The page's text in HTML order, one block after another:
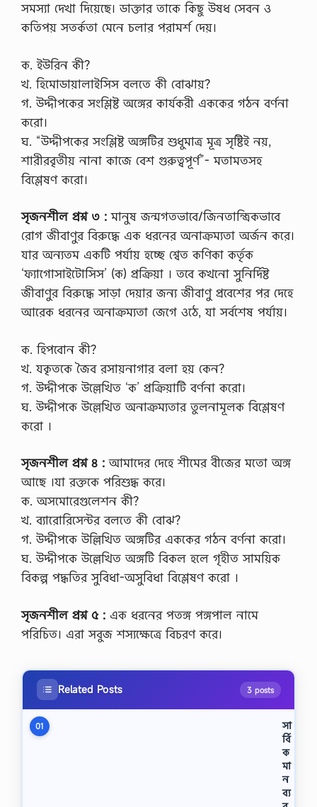
সমস্যা দেখা দিয়েছে। ডাক্তার তাকে কিছু উষধ সেবন ও
কতিপয় সতর্কতা মেনে চলার পরামর্শ দেয়।
ক. ইউরিন কী?
খ. হিমোডায়ালাইসিস বলতে কী বোঝায়?
গ. উদ্দীপকের সংশ্লিষ্ট অঙ্গের কার্যকরী এককের গঠন বর্ণনা
করো।
ঘ. “উদ্দীপকের সংশ্লিষ্ট অঙ্গটির শুধুমাত্র মূত্র সৃষ্টিই নয়,
শারীরবৃতীয় নানা কাজে বেশ গুরুত্বপূর্ণ”- মতামতসহ
বিশ্লেষণ করো।
সৃজনশীল প্রশ্ন ৩ : মানুষ জন্মগতভাবে/জিনতান্ত্রিকভাবে
রোগ জীবাণুর বিরুদ্ধে এক ধরনের অনাক্রম্যতা অর্জন করে।
যার অন্যতম একটি পর্যায় হচ্ছে শ্বেত কণিকা কর্তৃক
‘ফ্যাগোসাইটোসিস’ (ক) প্রক্রিয়া । তবে কখনো সুনির্দিষ্ট
জীবাণুর বিরুদ্ধে সাড়া দেয়ার জন্য জীবাণু প্রবেশের পর দেহে
আরেক ধরনের অনাক্রম্যতা জেগে ওঠে, যা সর্বশেষ পর্যায়।
ক. হিপবোন কী?
খ. যকৃতকে জৈব রসায়নাগার বলা হয় কেন?
গ. উদ্দীপকে উল্লেখিত ‘ক’ প্রক্রিয়াটি বর্ণনা করো।
ঘ. উদ্দীপকে উল্লেখিত অনাক্রম্যতার তুলনামূলক বিশ্লেষণ
করো ।
সৃজনশীল প্রশ্ন ৪ : আমাদের দেহে শীমের বীজের মতো অঙ্গ
আছে ।যা রক্তকে পরিশুদ্ধ করে।
ক. অসমোরেগুলেশন কী?
খ. ব্যারোরিসেন্টর বলতে কী বোঝ?
গ. উদ্দীপকে উল্লিখিত অঙ্গটির এককের গঠন বর্ণনা করো।
ঘ. উদ্দীপকে উল্লেখিত অঙ্গটি বিকল হলে গৃহীত সাময়িক
বিকল্প পদ্ধতির সুবিধা-অসুবিধা বিশ্লেষণ করো ।
সৃজনশীল প্রশ্ন ৫ : এক ধরনের পতঙ্গ পঙ্গপাল নামে
পরিচিত। এরা সবুজ শস্যক্ষেত্রে বিচরণ করে।
Related Posts 3 posts
01
সা
র্বি
ক
মা
ন
ব্য